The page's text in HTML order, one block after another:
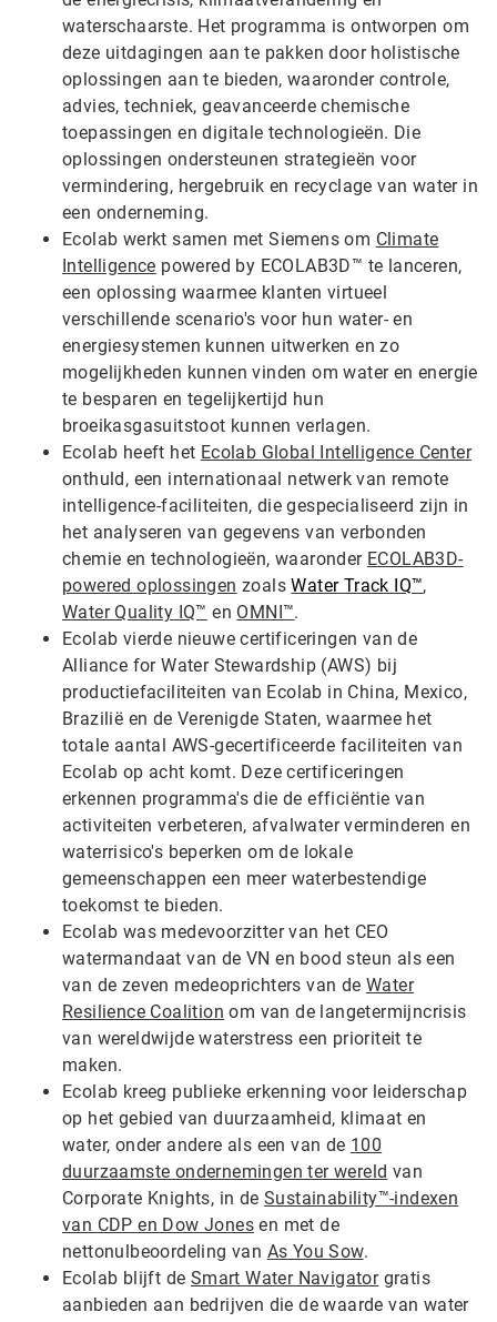
waterschaarste. Het programma is ontworpen om
deze uitdagingen aan te pakken door holistische
oplossingen aan te bieden, waaronder controle,
advies, techniek, geavanceerde chemische
toepassingen en digitale technologieën. Die
oplossingen ondersteunen strategieën voor
vermindering, hergebruik en recyclage van water in
een onderneming.
Ecolab werkt samen met Siemens om Climate
Intelligence powered by ECOLAB3D™ te lanceren,
een oplossing waarmee klanten virtueel
verschillende scenario's voor hun water- en
energiesystemen kunnen uitwerken en zo
mogelijkheden kunnen vinden om water en energie
te besparen en tegelijkertijd hun
broeikasgasuitstoot kunnen verlagen.
Ecolab heeft het Ecolab Global Intelligence Center
onthuld, een internationaal netwerk van remote
intelligence-faciliteiten, die gespecialiseerd zijn in
het analyseren van gegevens van verbonden
chemie en technologieën, waaronder ECOLAB3D-
powered oplossingen zoalsWater Track IQ™,
Water Quality IQ™ en OMNI™.
Ecolab vierde nieuwe certificeringen van de
Alliance for Water Stewardship (AWS) bij
productiefaciliteiten van Ecolab in China, Mexico,
Brazilië en de Verenigde Staten, waarmee het
totale aantal AWS-gecertificeerde faciliteiten van
Ecolab op acht komt. Deze certificeringen
erkennen programma's die de efficiëntie van
activiteiten verbeteren, afvalwater verminderen en
waterrisico's beperken om de lokale
gemeenschappen een meer waterbestendige
toekomst te bieden.
Ecolab was medevoorzitter van het CEO
watermandaat van de VN en bood steun als een
van de zeven medeoprichters van de Water
Resilience Coalition om van de langetermijncrisis
van wereldwijde waterstress een prioriteit te
maken.
Ecolab kreeg publieke erkenning voor leiderschap
op het gebied van duurzaamheid, klimaat en
water, onder andere als een van de 100
duurzaamste ondernemingen ter wereld van
Corporate Knights, in de Sustainability™-indexen
van CDP en Dow Jones en met de
nettonulbeoordeling van As You Sow.
Ecolab blijft de Smart Water Navigatorgratis
aanbieden aan bedrijven die de waarde van water